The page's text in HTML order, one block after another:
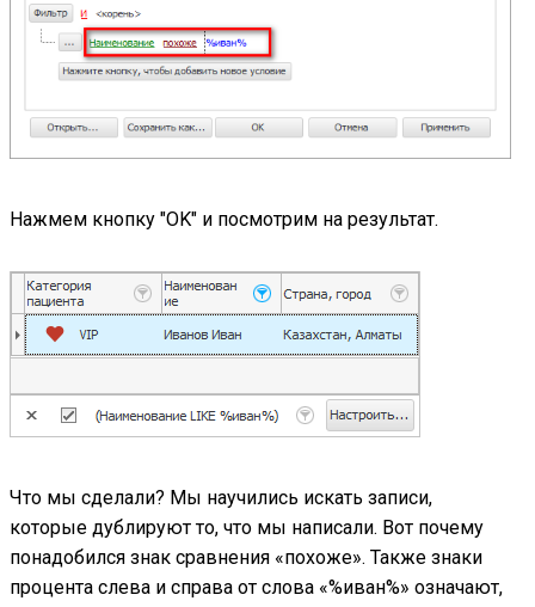
Нажмем кнопку "OK" и посмотрим на результат.
Что мы сделали? Мы научились искать записи,
которые дублируют то, что мы написали. Вот почему
понадобился знак сравнения «похоже». Также знаки
процента слева и справа от слова «%иван%» означают,